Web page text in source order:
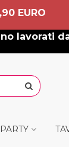
EURO
lavorati